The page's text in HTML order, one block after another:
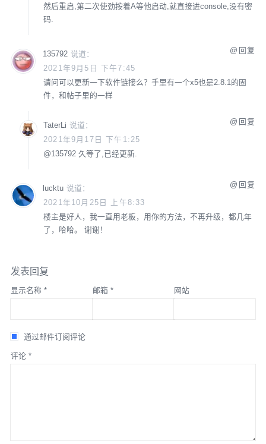
然后重启,第二次使劲按着A等他启动,就直接进console,没有密
码.
135792 说道：
2021年9月5日 下午7:45
请问可以更新一下软件链接么？手里有一个x5也是2.8.1的固
件，和帖子里的一样
回复
TaterLi 说道：
2021年9月17日 下午1:25
@135792久等了,已经更新.
回复
lucktu 说道：
2021年10月25日 上午8:33
楼主是好人，我一直用老板，用你的方法，不再升级，都几年
了，哈哈。
谢谢！
回复
发表回复
显示名称 * 邮箱 * 网站
通过邮件订阅评论
评论 *